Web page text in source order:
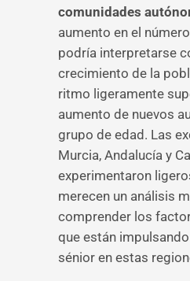
comunidades
aumento en el
podría interpretarse
crecimiento de la
ritmo ligeramente
aumento de nuevos
grupo de edad. Las
Murcia, Andalucía y
experimentaron
merecen un análisis
comprender los
que están
sénior en estas